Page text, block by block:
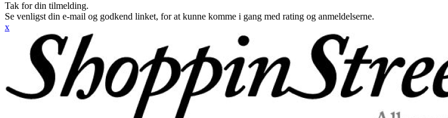
Tak for din tilmelding.
Se venligst din e-mail og godkend linket, for at kunne komme i gang med rating og anmeldelserne.
x